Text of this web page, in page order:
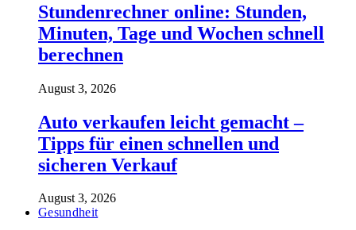
Stundenrechner online: Stunden,
Minuten, Tage und Wochen schnell
berechnen
August 3, 2026
Auto verkaufen leicht gemacht –
Tipps für einen schnellen und
sicheren Verkauf
August 3, 2026
Gesundheit